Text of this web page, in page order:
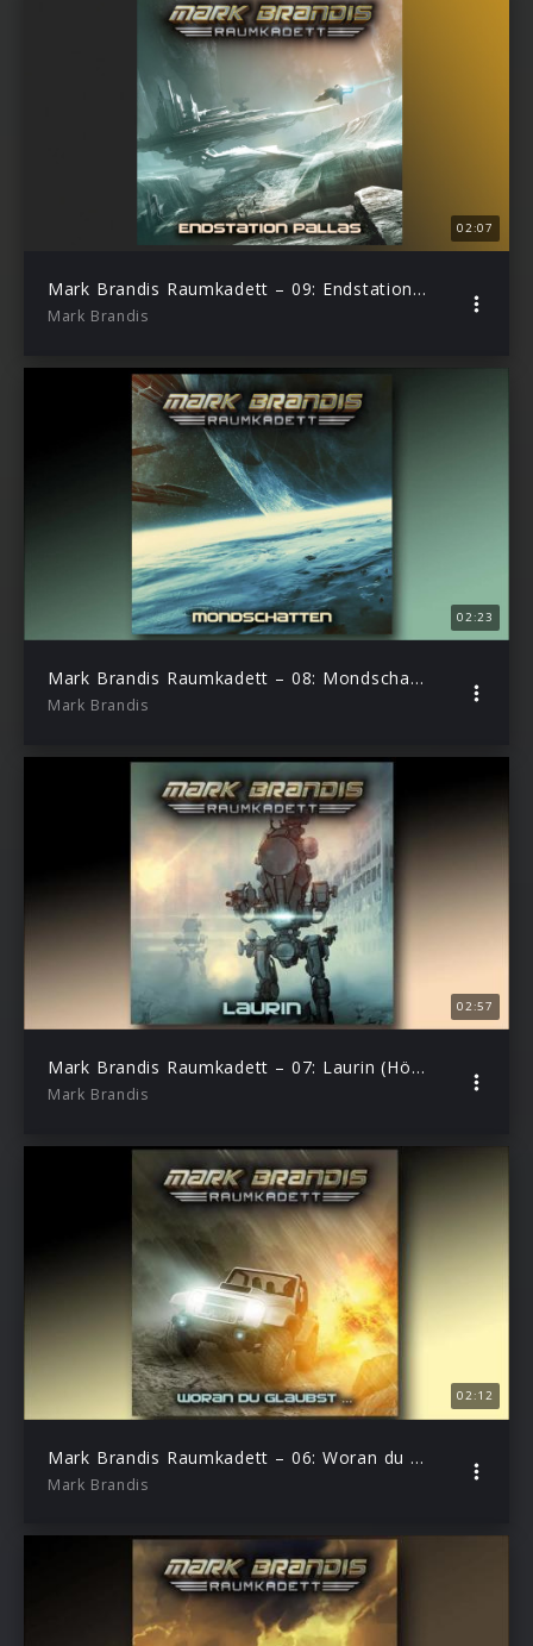
02:07
Mark Brandis Raumkadett – 09: Endstation Pallas (Hörprobe)
Mark Brandis
02:23
Mark Brandis Raumkadett – 08: Mondschatten (Hörprobe)
Mark Brandis
02:57
Mark Brandis Raumkadett – 07: Laurin (Hörprobe)
Mark Brandis
02:12
Mark Brandis Raumkadett – 06: Woran du glaubst… (Hörprobe)
Mark Brandis